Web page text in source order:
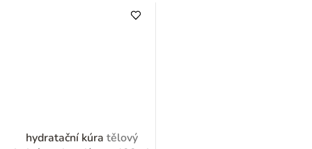
hydratační kúra tělový